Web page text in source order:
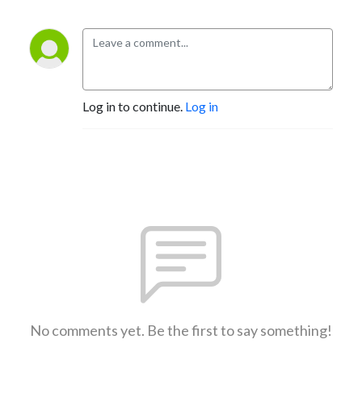
Log in to continue. Log in
No comments yet. Be the first to say something!